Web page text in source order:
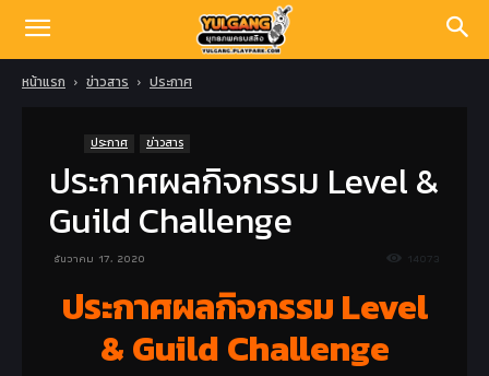
หน้าแรก ข่าวสาร ประกาศ
ประกาศ ข่าวสาร
ประกาศผลกิจกรรม Level &
Guild Challenge
ธันวาคม 17, 2020 14073
ประกาศผลกิจกรรม Level
& Guild Challenge